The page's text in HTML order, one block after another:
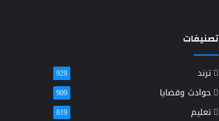
تصنيفات
ترند 929
حوادث وقضايا 909
تعليم 819